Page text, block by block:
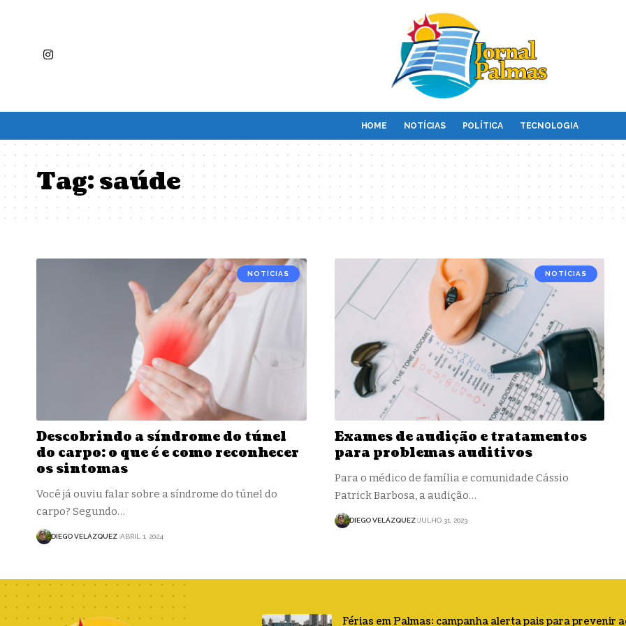
HOME NOTÍCIAS POLÍTICA TECNOLOGIA
Tag:saúde
NOTÍCIAS
Descobrindo a síndrome do túnel
do carpo: o que é e como reconhecer
os sintomas
Você já ouviu falar sobre a síndrome do túnel do
carpo? Segundo…
DIEGO VELÁZQUEZ ABRIL 1, 2024
NOTÍCIAS
Exames de audição e tratamentos
para problemas auditivos
Para o médico de família e comunidade Cássio
Patrick Barbosa, a audição…
DIEGO VELÁZQUEZ JULHO 31, 2023
Férias em Palmas: campanha alerta pais para prevenir